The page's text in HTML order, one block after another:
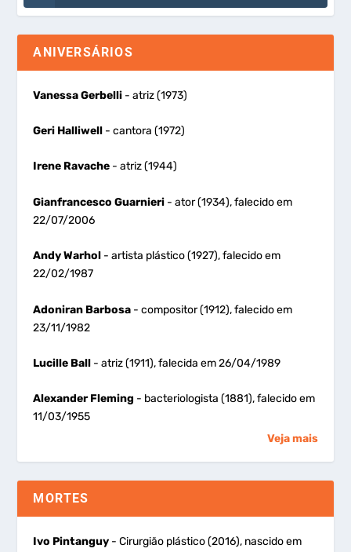
ANIVERSÁRIOS
Vanessa Gerbelli - atriz (1973)
Geri Halliwell - cantora (1972)
Irene Ravache - atriz (1944)
Gianfrancesco Guarnieri - ator (1934), falecido em
22/07/2006
Andy Warhol - artista plástico (1927), falecido em
22/02/1987
Adoniran Barbosa - compositor (1912), falecido em
23/11/1982
Lucille Ball - atriz (1911), falecida em 26/04/1989
Alexander Fleming - bacteriologista (1881), falecido em
11/03/1955
Veja mais
MORTES
Ivo Pintanguy - Cirurgião plástico (2016), nascido em